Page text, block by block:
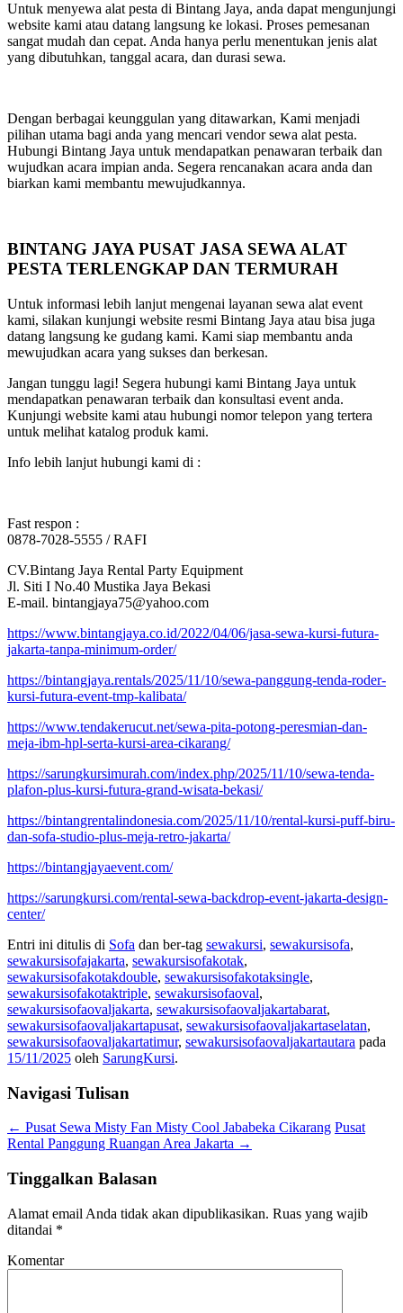
Untuk menyewa alat pesta di Bintang Jaya, anda dapat mengunjungi
website kami atau datang langsung ke lokasi. Proses pemesanan
sangat mudah dan cepat. Anda hanya perlu menentukan jenis alat
yang dibutuhkan, tanggal acara, dan durasi sewa.
Dengan berbagai keunggulan yang ditawarkan, Kami menjadi
pilihan utama bagi anda yang mencari vendor sewa alat pesta.
Hubungi Bintang Jaya untuk mendapatkan penawaran terbaik dan
wujudkan acara impian anda. Segera rencanakan acara anda dan
biarkan kami membantu mewujudkannya.
BINTANG JAYA PUSAT JASA SEWA ALAT
PESTA TERLENGKAP DAN TERMURAH
Untuk informasi lebih lanjut mengenai layanan sewa alat event
kami, silakan kunjungi website resmi Bintang Jaya atau bisa juga
datang langsung ke gudang kami. Kami siap membantu anda
mewujudkan acara yang sukses dan berkesan.
Jangan tunggu lagi! Segera hubungi kami Bintang Jaya untuk
mendapatkan penawaran terbaik dan konsultasi event anda.
Kunjungi website kami atau hubungi nomor telepon yang tertera
untuk melihat katalog produk kami.
Info lebih lanjut hubungi kami di :
Fast respon :
0878-7028-5555 / RAFI
CV.Bintang Jaya Rental Party Equipment
Jl. Siti I No.40 Mustika Jaya Bekasi
E-mail. bintangjaya75@yahoo.com
https://www.bintangjaya.co.id/2022/04/06/jasa-sewa-kursi-futura-
jakarta-tanpa-minimum-order/
https://bintangjaya.rentals/2025/11/10/sewa-panggung-tenda-roder-
kursi-futura-event-tmp-kalibata/
https://www.tendakerucut.net/sewa-pita-potong-peresmian-dan-
meja-ibm-hpl-serta-kursi-area-cikarang/
https://sarungkursimurah.com/index.php/2025/11/10/sewa-tenda-
plafon-plus-kursi-futura-grand-wisata-bekasi/
https://bintangrentalindonesia.com/2025/11/10/rental-kursi-puff-biru-
dan-sofa-studio-plus-meja-retro-jakarta/
https://bintangjayaevent.com/
https://sarungkursi.com/rental-sewa-backdrop-event-jakarta-design-
center/
Entri ini ditulis di Sofa dan ber-tag sewakursi, sewakursisofa,
sewakursisofajakarta, sewakursisofakotak,
sewakursisofakotakdouble, sewakursisofakotaksingle,
sewakursisofakotaktriple, sewakursisofaoval,
sewakursisofaovaljakarta, sewakursisofaovaljakartabarat,
sewakursisofaovaljakartapusat, sewakursisofaovaljakartaselatan,
sewakursisofaovaljakartatimur, sewakursisofaovaljakartautara pada
15/11/2025 oleh SarungKursi.
Navigasi Tulisan
← Pusat Sewa Misty Fan Misty Cool Jababeka Cikarang Pusat
Rental Panggung Ruangan Area Jakarta →
Tinggalkan Balasan
Alamat email Anda tidak akan dipublikasikan. Ruas yang wajib
ditandai *
Komentar